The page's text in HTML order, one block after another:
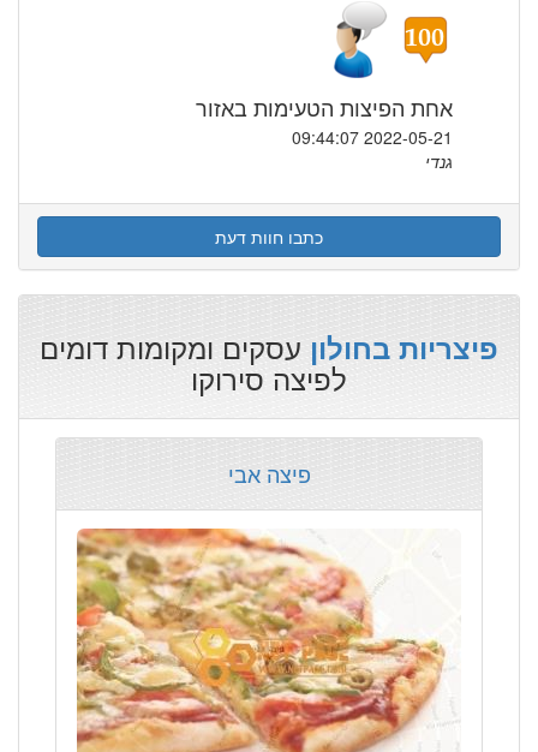
אחת הפיצות הטעימות באזור
2022-05-21 09:44:07
גנדי
כתבו חוות דעת
פיצריות בחולון עסקים ומקומות דומים
לפיצה סירוקו
פיצה אבי